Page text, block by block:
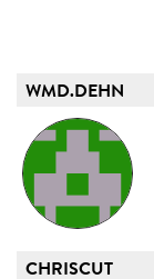
WMD.DEHN
CHRISCUT